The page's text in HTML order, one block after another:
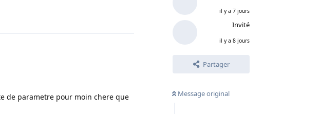
il y a 7 jours
Invité
il y a 8 jours
Partager
Message original
de parametre pour moin chere que